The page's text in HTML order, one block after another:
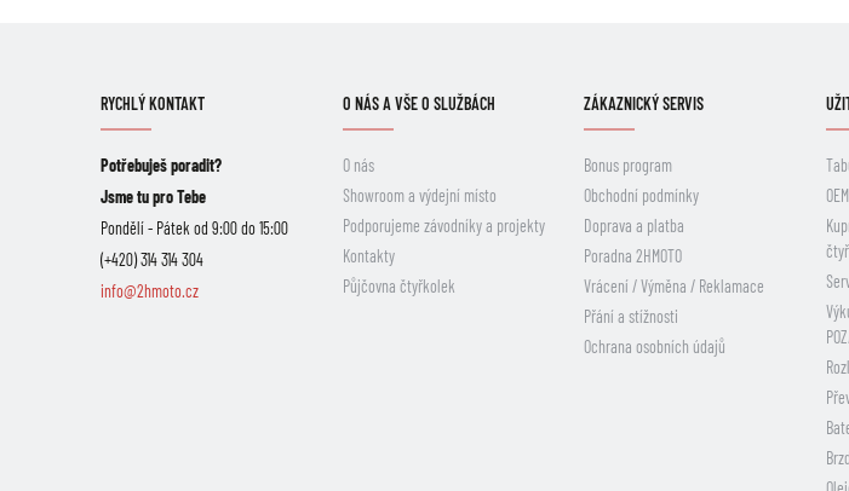
RYCHLÝ KONTAKT
Potřebuješ poradit?
Jsme tu pro Tebe
Pondělí - Pátek od 9:00 do 15:00
(+420) 314 314 304
info@2hmoto.cz
O NÁS A VŠE O SLUŽBÁCH
O nás
Showroom a výdejní místo
Podporujeme závodníky a projekty
Kontakty
Půjčovna čtyřkolek
ZÁKAZNICKÝ SERVIS
Bonus program
Obchodní podmínky
Doprava a platba
Poradna 2HMOTO
Vrácení / Výměna / Reklamace
Přání a stížnosti
Ochrana osobních údajů